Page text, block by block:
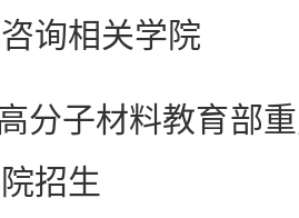
询相关学院
分子材料教育部
招生